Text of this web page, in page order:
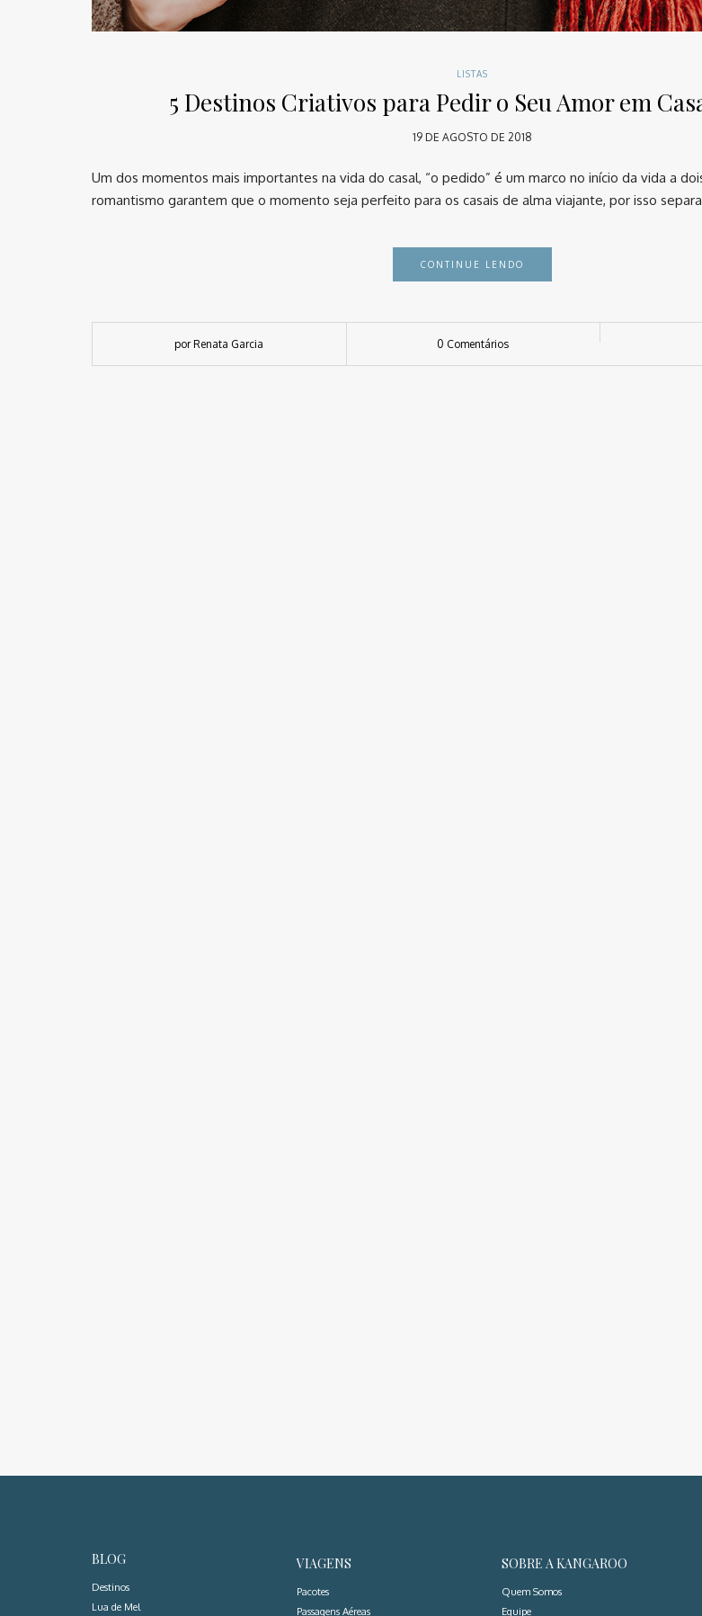
LISTAS
5 Destinos Criativos para Pedir o Seu Amor em
19 DE AGOSTO DE 2018
Um dos momentos mais importantes na vida do casal, “o pedido” é um marco no início da vida a
romantismo garantem que o momento seja perfeito para os casais de alma viajante, por isso
CONTINUE LENDO
por Renata Garcia 0 Comentários
BLOG
Destinos
Lua de Mel
VIAGENS
Pacotes
Passagens Aéreas
SOBRE A KANGAROO
Quem Somos
Equipe